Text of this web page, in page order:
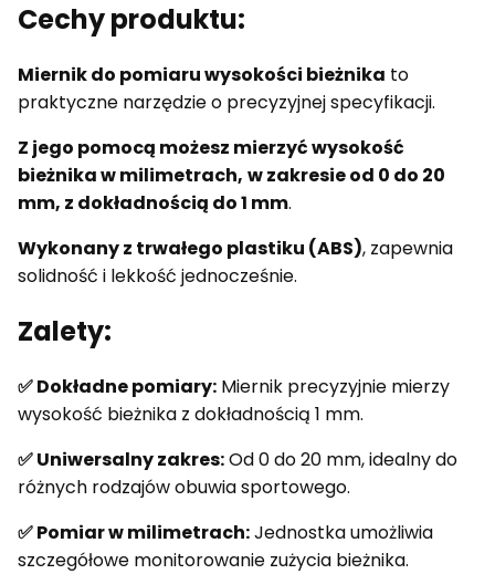
Cechy produktu:
Miernik do pomiaru wysokości bieżnika to
praktyczne narzędzie o precyzyjnej specyfikacji.
Z jego pomocą możesz mierzyć wysokość
bieżnika w milimetrach, w zakresie od 0 do 20
mm, z dokładnością do 1 mm.
Wykonany z trwałego plastiku (ABS), zapewnia
solidność i lekkość jednocześnie.
Zalety:
✅ Dokładne pomiary: Miernik precyzyjnie mierzy
wysokość bieżnika z dokładnością 1 mm.
✅ Uniwersalny zakres:Od 0 do 20 mm, idealny do
różnych rodzajów obuwia sportowego.
✅ Pomiar w milimetrach:Jednostka umożliwia
szczegółowe monitorowanie zużycia bieżnika.